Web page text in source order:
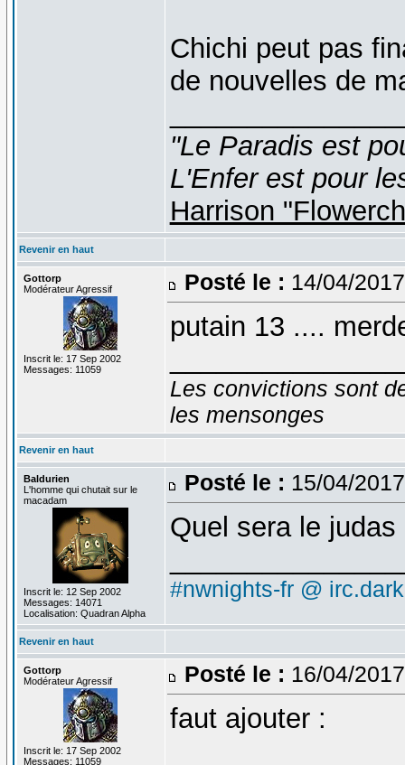
Chichi peut pas
de nouvelles de
"Le Paradis est
L'Enfer est pour
Harrison
Revenir en haut
Gottorp
Modérateur Agressif
Inscrit le: 17 Sep 2002
Messages: 11059
Posté le : 14/04/
putain 13 ....
Les convictions sont
les mensonges
Revenir en haut
Baldurien
L'homme qui chutait sur le
macadam
Inscrit le: 12 Sep 2002
Messages: 14071
Localisation: Quadran Alpha
Posté le : 15/04/
Quel sera le
#nwnights-fr @
Revenir en haut
Gottorp
Modérateur Agressif
Inscrit le: 17 Sep 2002
Messages: 11059
Posté le : 16/04/
faut ajouter :